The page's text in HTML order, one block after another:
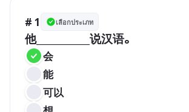
# 1 เลือกประเภท
他___________说汉语。
会
能
可以